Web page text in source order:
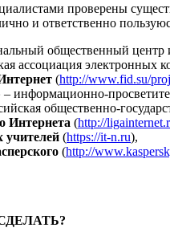
проверены
и ответственно
общественный центр
ассоциация электронных
(http://www.fid.su/
– информационно-
общественно-
Интернета (http://
учителей (https://it-n.ru),
(http://